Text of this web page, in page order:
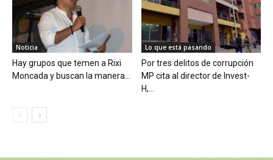
Noticia
Hay grupos que temen a Rixi
Moncada y buscan la manera...
Lo que está pasando
Por tres delitos de corrupción
MP cita al director de Invest-
H,...